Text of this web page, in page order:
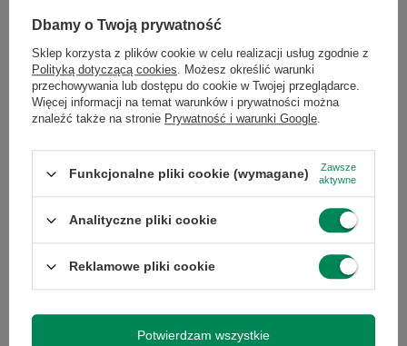
Karta LTE Foxconn t77w968
133,00 zł / szt.
Radiator HP ProOne 440 G6
124,00 zł / szt.
Dołącz do newslettera Green
Computers
Zgarnij jako pierwszy informacje o zniżkach i
rabatach w naszym sklepie!
...lub zadzwoń od razu, aby odebrać
przy zamówieniu telefonicznym
50 zł rabatu!
Rabat 50 zł przy zamówieniach powyżej 300 zł. Oferta
obejmuje zamówień hurtowych.
na potrzeby newslettera. Więcej wpolityce
Dbamy o Twoją prywatność
Sklep korzysta z plików cookie w celu realizacji usług zgodnie z
Polityką dotyczącą cookies. Możesz określić warunki
przechowywania lub dostępu do cookie w Twojej przeglądarce.
Więcej informacji na temat warunków i prywatności można
znaleźć także na stronie Prywatność i warunki Google.
Funkcjonalne pliki cookie (wymagane)
Zawsze
aktywne
Analityczne pliki cookie
Reklamowe pliki cookie
Potwierdzam wszystkie